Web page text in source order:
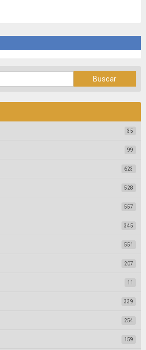
35
99
623
528
557
345
551
207
11
339
254
159